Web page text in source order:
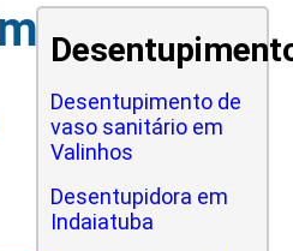
Desentupimento de
vaso sanitário em
Valinhos
Desentupidora em
Indaiatuba